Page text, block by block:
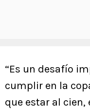
“Es un desafío
cumplir en la
que estar al